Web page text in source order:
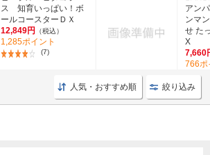
ス 知育いっぱい！ボ
ールコースターＤＸ
12,849円
（税込）
1,285ポイント
(7)
アン
ンマ
せ た
X
7,660
766ポ
人気・おすすめ順 絞り込み